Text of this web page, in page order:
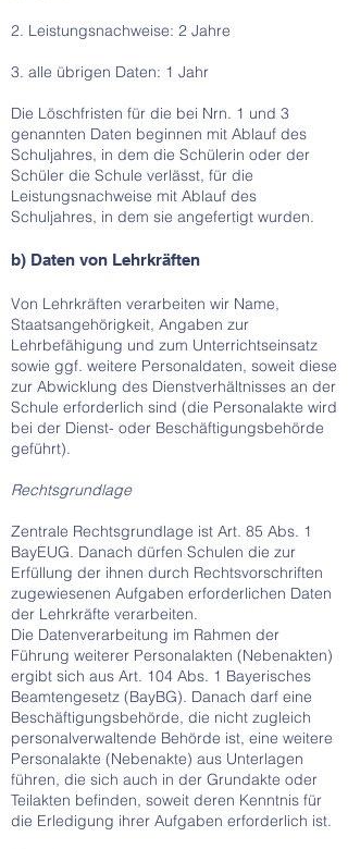
2. Leistungsnachweise: 2 Jahre
3. alle übrigen Daten: 1 Jahr
Die Löschfristen für die bei Nrn. 1 und 3
genannten Daten beginnen mit Ablauf des
Schuljahres, in dem die Schülerin oder der
Schüler die Schule verlässt, für die
Leistungsnachweise mit Ablauf des
Schuljahres, in dem sie angefertigt wurden.
b) Daten von Lehrkräften
Von Lehrkräften verarbeiten wir Name,
Staatsangehörigkeit, Angaben zur
Lehrbefähigung und zum Unterrichtseinsatz
sowie ggf. weitere Personaldaten, soweit diese
zur Abwicklung des Dienstverhältnisses an der
Schule erforderlich sind (die Personalakte wird
bei der Dienst- oder Beschäftigungsbehörde
geführt).
Rechtsgrundlage
Zentrale Rechtsgrundlage ist Art. 85 Abs. 1
BayEUG. Danach dürfen Schulen die zur
Erfüllung der ihnen durch Rechtsvorschriften
zugewiesenen Aufgaben erforderlichen Daten
der Lehrkräfte verarbeiten.
Die Datenverarbeitung im Rahmen der
Führung weiterer Personalakten (Nebenakten)
ergibt sich aus Art. 104 Abs. 1 Bayerisches
Beamtengesetz (BayBG). Danach darf eine
Beschäftigungsbehörde, die nicht zugleich
personalverwaltende Behörde ist, eine weitere
Personalakte (Nebenakte) aus Unterlagen
führen, die sich auch in der Grundakte oder
Teilakten befinden, soweit deren Kenntnis für
die Erledigung ihrer Aufgaben erforderlich ist.